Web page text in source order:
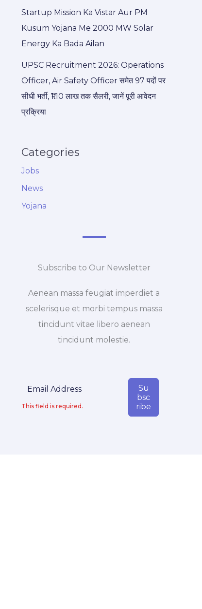
Startup Mission Ka Vistar Aur PM
Kusum Yojana Me 2000 MW Solar
Energy Ka Bada Ailan
UPSC Recruitment 2026: Operations
Officer, Air Safety Officer समेत 97 पदों पर
सीधी भर्ती, ₹1.10 लाख तक सैलरी, जानें पूरी आवेदन
प्रक्रिया
Categories
Jobs
News
Yojana
Subscribe to Our Newsletter
Aenean massa feugiat imperdiet a
scelerisque et morbi tempus massa
tincidunt vitae libero aenean
tincidunt molestie.
This field is required.
Su
Bsc
Ribe